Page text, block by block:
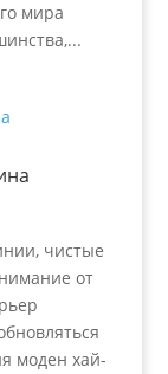
мира
чистые
от
моден хай-